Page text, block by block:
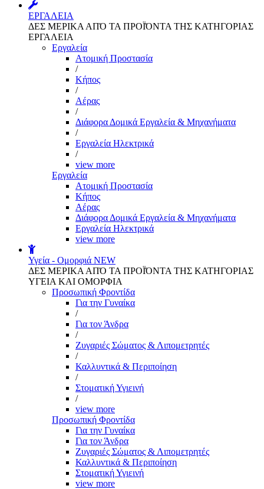
ΕΡΓΑΛΕΙΑ
ΔΕΣ ΜΕΡΙΚΑ ΑΠΌ ΤΑ ΠΡΟΪΌΝΤΑ ΤΗΣ ΚΑΤΗΓΟΡΙΑΣ
ΕΡΓΑΛΕΙΑ
Εργαλεία
Aτομική Προστασία
/
Kήπος
/
Αέρας
/
Διάφορα Δομικά Εργαλεία & Μηχανήματα
/
Εργαλεία Ηλεκτρικά
/
view more
Εργαλεία
Aτομική Προστασία
Kήπος
Αέρας
Διάφορα Δομικά Εργαλεία & Μηχανήματα
Εργαλεία Ηλεκτρικά
view more
Υγεία - Ομορφιά NEW
ΔΕΣ ΜΕΡΙΚΑ ΑΠΌ ΤΑ ΠΡΟΪΌΝΤΑ ΤΗΣ ΚΑΤΗΓΟΡΙΑΣ
ΥΓΕΙΑ ΚΑΙ ΟΜΟΡΦΙΑ
Προσωπική Φροντίδα
Για την Γυναίκα
/
Για τον Άνδρα
/
Ζυγαριές Σώματος & Λιπομετρητές
/
Καλλυντικά & Περιποίηση
/
Στοματική Υγιεινή
/
view more
Προσωπική Φροντίδα
Για την Γυναίκα
Για τον Άνδρα
Ζυγαριές Σώματος & Λιπομετρητές
Καλλυντικά & Περιποίηση
Στοματική Υγιεινή
view more